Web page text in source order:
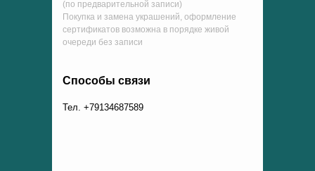
Способы связи
Тел. +79134687589
(по предварительной записи)
Покупка и замена украшений, оформление
сертификатов возможна в порядке живой
очереди без записи